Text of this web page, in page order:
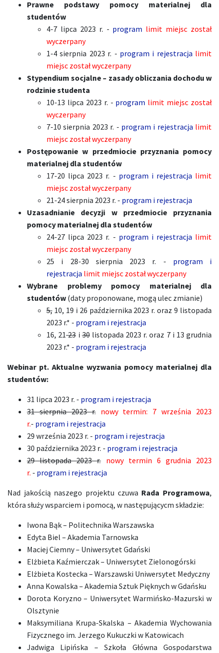
Prawne podstawy pomocy materialnej dla
studentów
4-7 lipca 2023 r. - program limit miejsc został
wyczerpany
1-4 sierpnia 2023 r. - program i rejestracja limit
miejsc został wyczerpany
Stypendium socjalne – zasady obliczania dochodu w
rodzinie studenta
10-13 lipca 2023 r. - program limit miejsc został
wyczerpany
7-10 sierpnia 2023 r. - program i rejestracja limit
miejsc został wyczerpany
Postępowanie w przedmiocie przyznania pomocy
materialnej dla studentów
17-20 lipca 2023 r. - program i rejestracja limit
miejsc został wyczerpany
21-24 sierpnia 2023 r. - program i rejestracja
Uzasadnianie decyzji w przedmiocie przyznania
pomocy materialnej dla studentów
24-27 lipca 2023 r. - program i rejestracja limit
miejsc został wyczerpany
25 i 28-30 sierpnia 2023 r. - program i
rejestracja limit miejsc został wyczerpany
Wybrane problemy pomocy materialnej dla
studentów (daty proponowane, mogą ulec zmianie)
5, 10, 19 i 26 października 2023 r. oraz 9 listopada
2023 r.* - program i rejestracja
16, 2123i30listopada 2023 r. oraz 7 i 13 grudnia
2023 r.* - program i rejestracja
Webinar pt. Aktualne wyzwania pomocy materialnej dla
studentów:
31 lipca 2023 r. - program i rejestracja
31 sierpnia 2023 r. nowy termin: 7 września 2023
r.- program i rejestracja
29 września 2023 r. - program i rejestracja
30 października 2023 r. - program i rejestracja
29 listopada 2023 r. nowy termin 6 grudnia 2023
r. - program i rejestracja
Nad jakością naszego projektu czuwa Rada Programowa,
która służy wsparciem i pomocą, w następującycm składzie:
Iwona Bąk – Politechnika Warszawska
Edyta Biel – Akademia Tarnowska
Maciej Ciemny – Uniwersytet Gdański
Elżbieta Kaźmierczak – Uniwersytet Zielonogórski
Elżbieta Kostecka – Warszawski Uniwersytet Medyczny
Anna Kowalska – Akademia Sztuk Pięknych w Gdańsku
Dorota Koryzno – Uniwersytet Warmińsko-Mazurski w
Olsztynie
Maksymiliana Krupa-Skalska – Akademia Wychowania
Fizycznego im. Jerzego Kukuczki w Katowicach
Jadwiga Lipińska – Szkoła Główna Gospodarstwa